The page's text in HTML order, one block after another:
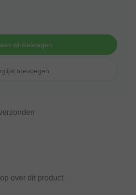
winkelwagen
toevoegen
over dit product